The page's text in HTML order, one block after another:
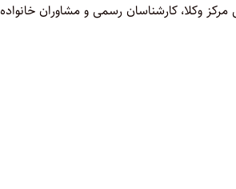
وکلا، کارشناسان رسمی و مشاوران خانواده